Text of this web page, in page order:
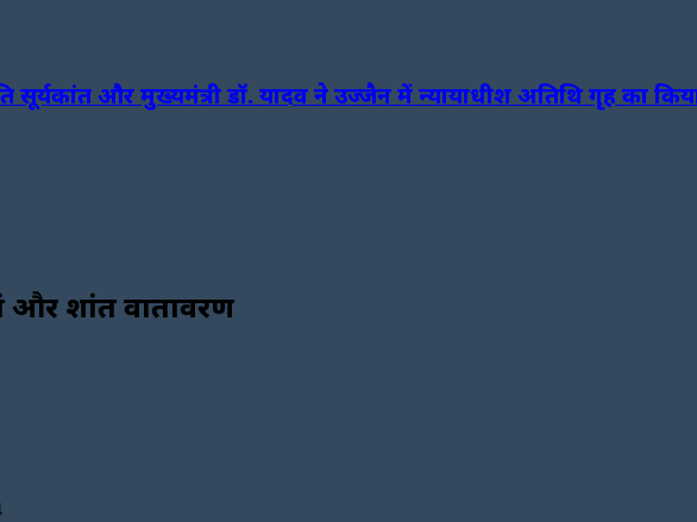
सूर्यकांत और मुख्यमंत्री डॉ. यादव ने उज्जैन में न्यायाधीश अतिथि गृह का
और शांत वातावरण